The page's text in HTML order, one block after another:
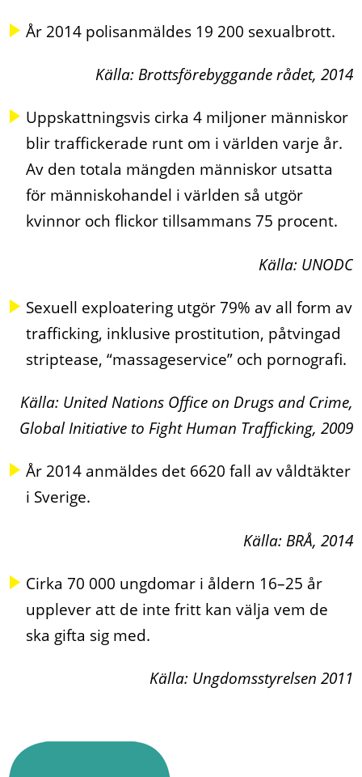
År 2014 polisanmäldes 19 200 sexualbrott.
Källa: Brottsförebyggande rådet, 2014
Uppskattningsvis cirka 4 miljoner människor
blir traffickerade runt om i världen varje år.
Av den totala mängden människor utsatta
för människohandel i världen så utgör
kvinnor och flickor tillsammans 75 procent.
Källa: UNODC
Sexuell exploatering utgör 79% av all form av
trafficking, inklusive prostitution, påtvingad
striptease, “massageservice” och pornografi.
Källa: United Nations Office on Drugs and Crime,
Global Initiative to Fight Human Trafficking, 2009
År 2014 anmäldes det 6620 fall av våldtäkter
i Sverige.
Källa: BRÅ, 2014
Cirka 70 000 ungdomar i åldern 16–25 år
upplever att de inte fritt kan välja vem de
ska gifta sig med.
Källa: Ungdomsstyrelsen 2011